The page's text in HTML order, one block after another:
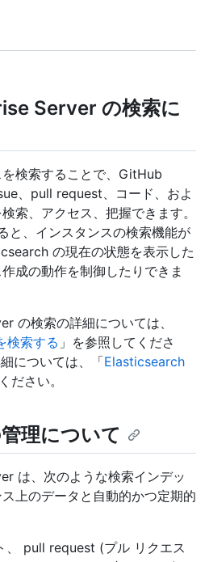
Server の検索に
検索することで、GitHub
、pull request、コード、およ
索、アクセス、把握できます。
と、インスタンスの検索機能が
の現在の状態を表示した
成の動作を制御したりできま
の検索の詳細については、
検索する 」を参照してくださ
については、「Elasticsearch
ださい。
理について
は、次のような検索インデッ
上のデータと自動的かつ定期的
、 pull request (プル リクエス